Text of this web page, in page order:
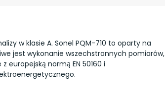
w klasie A. Sonel PQM-710 to oparty na
jest wykonanie wszechstronnych pomiarów,
normą EN 50160 i